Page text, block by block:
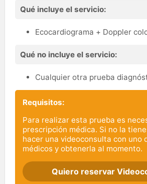
Qué incluye el servicio:
Ecocardiograma + Doppler
Qué no incluye el servicio:
Cualquier otra prueba
Requisitos:
Para realizar esta prueba es
prescripción médica. Si no la
hacer una videoconsulta con uno
médicos y obtenerla al momento.
Quiero reservar